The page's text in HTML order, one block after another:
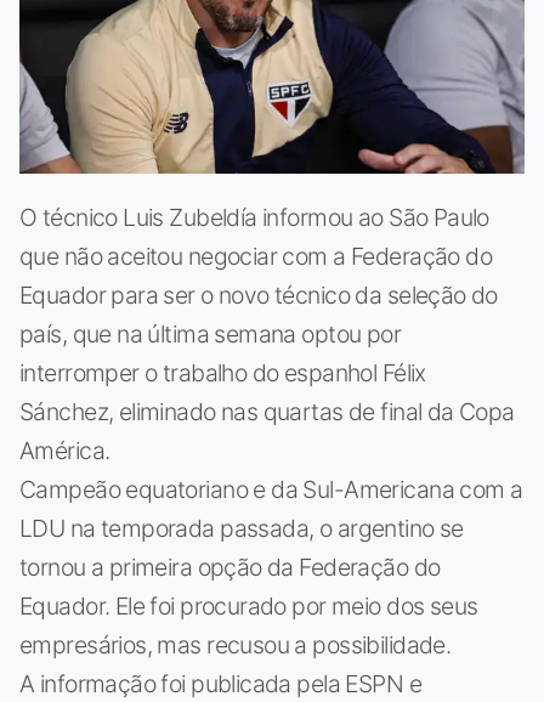
O técnico Luis Zubeldía informou ao São Paulo
que não aceitou negociar com a Federação do
Equador para ser o novo técnico da seleção do
país, que na última semana optou por
interromper o trabalho do espanhol Félix
Sánchez, eliminado nas quartas de final da Copa
América.
Campeão equatoriano e da Sul-Americana com a
LDU na temporada passada, o argentino se
tornou a primeira opção da Federação do
Equador. Ele foi procurado por meio dos seus
empresários, mas recusou a possibilidade.
A informação foi publicada pela ESPN e